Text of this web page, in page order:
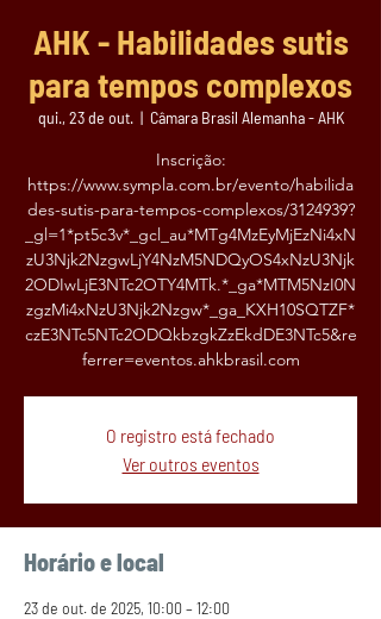
AHK - Habilidades sutis
para tempos complexos
qui., 23 de out.
  |
Câmara Brasil Alemanha - AHK
Inscrição:
https://www.sympla.com.br/evento/habilida
des-sutis-para-tempos-complexos/3124939?
_gl=1*pt5c3v*_gcl_au*MTg4MzEyMjEzNi4xN
zU3Njk2NzgwLjY4NzM5NDQyOS4xNzU3Njk
2ODIwLjE3NTc2OTY4MTk.*_ga*MTM5NzI0N
zgzMi4xNzU3Njk2Nzgw*_ga_KXH10SQTZF*
czE3NTc5NTc2ODQkbzgkZzEkdDE3NTc5&re
ferrer=eventos.ahkbrasil.com
O registro está fechado
Ver outros eventos
Horário e local
23 de out. de 2025, 10:00 – 12:00